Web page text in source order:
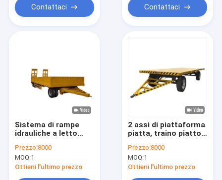
Chi siamo
Fatory Tour
Richiedere un preventivo
Contattaci Contattaci
Sistema di rampe
idrauliche a letto
tutto campo, in
vendita
Prezzo:8000
MOQ:1
Ottieni l'ultimo prezzo
2 assi di piattaforma
piatta, traino piatto,
con scala
Prezzo:8000
MOQ:1
Ottieni l'ultimo prezzo